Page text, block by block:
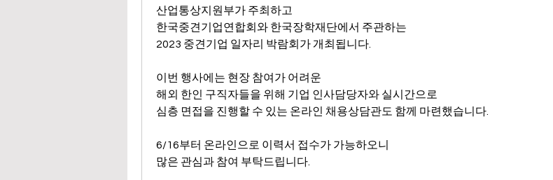
산업통상지원부가 주최하고
한국중견기업연합회와 한국장학재단에서 주관하는
2023 중견기업 일자리 박람회가 개최됩니다.
이번 행사에는 현장 참여가 어려운
해외 한인 구직자들을 위해 기업 인사담당자와 실시간으로
심층 면접을 진행할 수 있는 온라인 채용상담관도 함께 마련했습니다.
6/16부터 온라인으로 이력서 접수가 가능하오니
많은 관심과 참여 부탁드립니다.